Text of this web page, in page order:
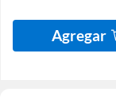
Agregar